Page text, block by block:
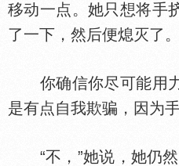
移动一点。她只想将手
了一下，然后便熄灭了。
你确信你尽可能用力
是有点自我欺骗，因为
“不，”她说，她仍然